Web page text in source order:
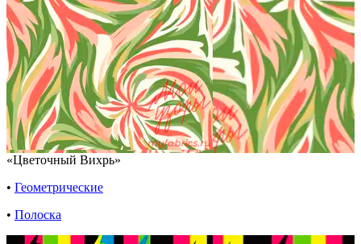
«Цветочный Вихрь»
• Геометрические
• Полоска